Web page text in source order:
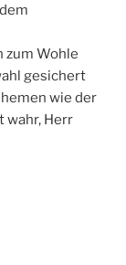
Wohle
gesichert
wie der
wahr, Herr